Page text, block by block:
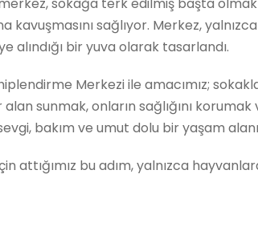
kavuşmasını sağlıyor. Merkez,
alındığı bir yuva olarak tasarlandı.
Merkezi ile amacımız;
sunmak, onların sağlığını
bakım ve umut dolu bir yaşam
için attığımız bu adım, yalnızca